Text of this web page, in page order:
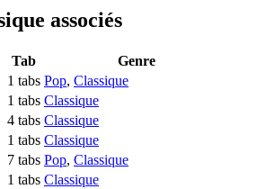
associés
Tab
Genre
1 tabs Pop, Classique
1 tabs Classique
4 tabs Classique
1 tabs Classique
7 tabs Pop, Classique
1 tabs Classique